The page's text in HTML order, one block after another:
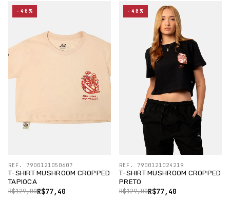
T-SHIRT MUSHROOM CROPPED
TAPIOCA
R$77,40
R$129,00
REF. 7900121050607
-40%
T-SHIRT MUSHROOM CROPPED
PRETO
R$77,40
R$129,00
REF. 7900121024219
-40%